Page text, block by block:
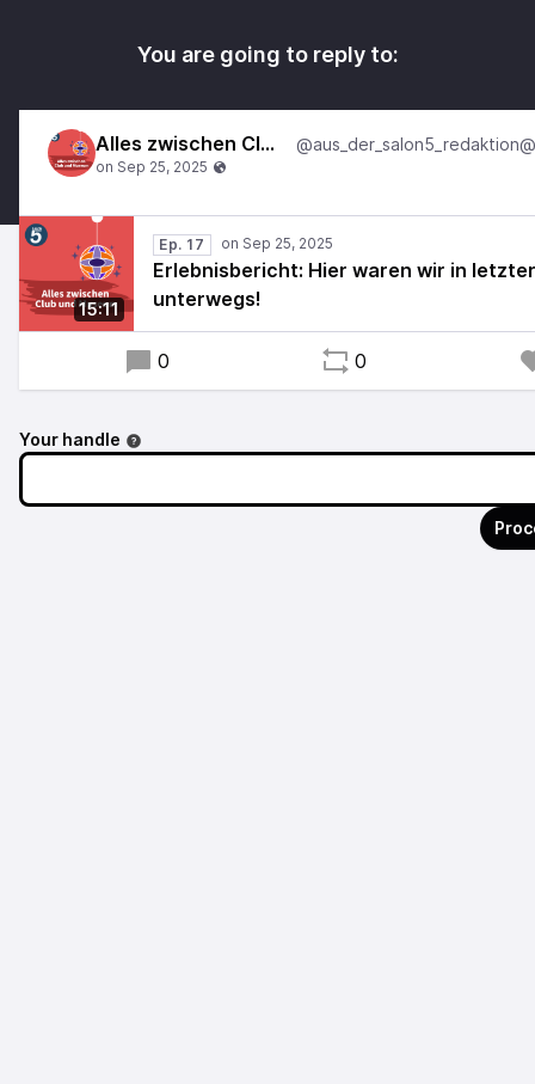
You are going to reply to:
Alles zwischen Club und Museum
15:11
Ep. 17
Erlebnisbericht: Hier waren wir in
unterwegs!
0 0
Your handle